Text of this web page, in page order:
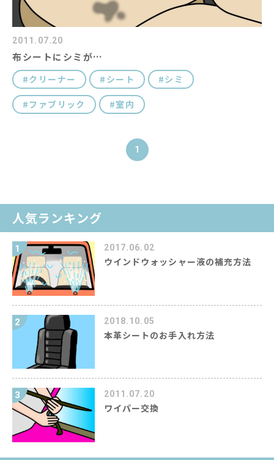
2011.07.20
布シートにシミが…
クリーナー シート シミ
ファブリック 室内
1
人気ランキング
1 2017.06.02
ウインドウォッシャー液の補充方法
2 2018.10.05
本革シートのお手入れ方法
3 2011.07.20
ワイパー交換